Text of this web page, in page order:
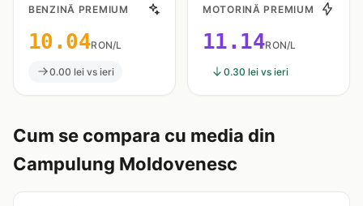
BENZINĂ PREMIUM
10.04RON/L
0.00 lei vs ieri
MOTORINĂ PREMIUM
11.14RON/L
0.30 lei vs ieri
Cum se compara cu media din
Campulung Moldovenesc